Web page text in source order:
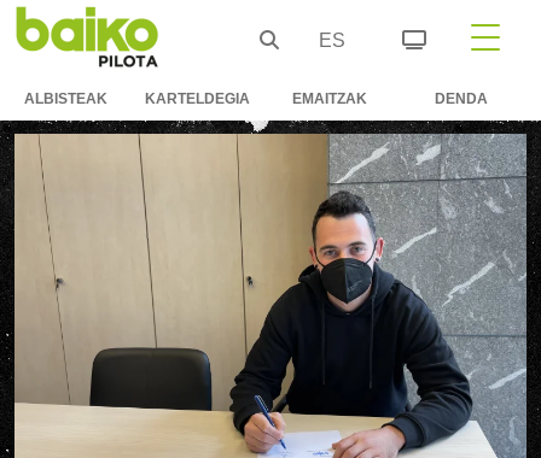
ES
ALBISTEAK KARTELDEGIA EMAITZAK DENDA